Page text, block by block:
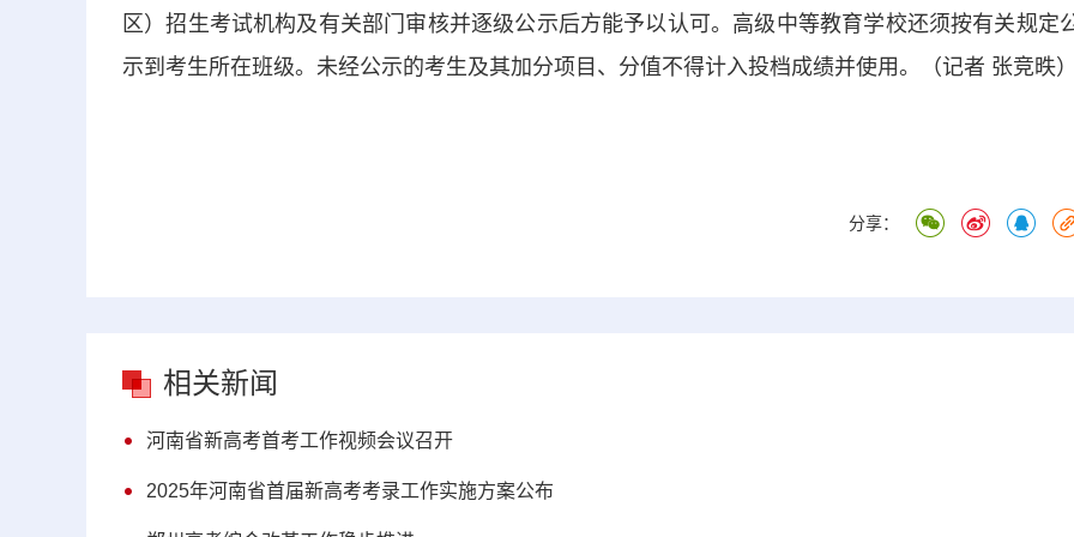
区）招生考试机构及有关部门审核并逐级公示后方能予以认可。高级中等教育学校还须按有关规定
示到考生所在班级。未经公示的考生及其加分项目、分值不得计入投档成绩并使用。（记者 张竞昳
分享：
相关新闻
河南省新高考首考工作视频会议召开
2025年河南省首届新高考考录工作实施方案公布